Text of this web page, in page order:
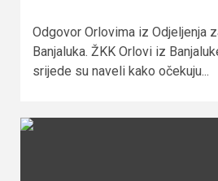
Odgovor Orlovima iz Odjeljenja
Banjaluka. ŽKK Orlovi iz
srijede su naveli kako očekuju...